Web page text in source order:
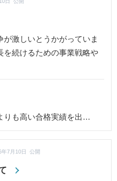
日 公開
激しいとうかがっていま
を続けるための事業戦略や
りも高い合格実績を出…
年7月10日 公開